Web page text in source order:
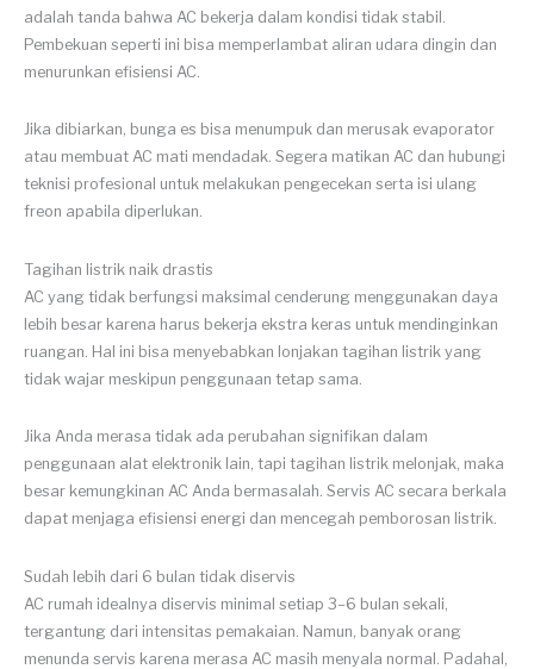
adalah tanda bahwa AC bekerja dalam kondisi tidak stabil.
Pembekuan seperti ini bisa memperlambat aliran udara dingin dan
menurunkan efisiensi AC.
Jika dibiarkan, bunga es bisa menumpuk dan merusak evaporator
atau membuat AC mati mendadak. Segera matikan AC dan hubungi
teknisi profesional untuk melakukan pengecekan serta isi ulang
freon apabila diperlukan.
Tagihan listrik naik drastis
AC yang tidak berfungsi maksimal cenderung menggunakan daya
lebih besar karena harus bekerja ekstra keras untuk mendinginkan
ruangan. Hal ini bisa menyebabkan lonjakan tagihan listrik yang
tidak wajar meskipun penggunaan tetap sama.
Jika Anda merasa tidak ada perubahan signifikan dalam
penggunaan alat elektronik lain, tapi tagihan listrik melonjak, maka
besar kemungkinan AC Anda bermasalah. Servis AC secara berkala
dapat menjaga efisiensi energi dan mencegah pemborosan listrik.
Sudah lebih dari 6 bulan tidak diservis
AC rumah idealnya diservis minimal setiap 3–6 bulan sekali,
tergantung dari intensitas pemakaian. Namun, banyak orang
menunda servis karena merasa AC masih menyala normal. Padahal,